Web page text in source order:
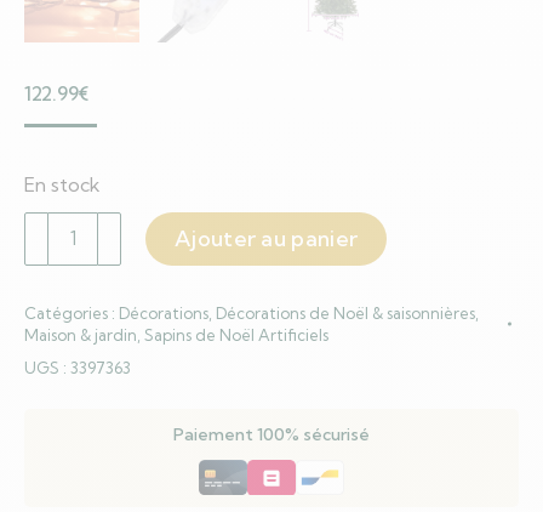
122.99€
En stock
quantité
de
Noël
artificiel
Ajouter au panier
Catégories : Décorations Décorations de Noël & saisonnières
Maison & jardin Sapins de Noël Artificiels
UGS : 3397363
Paiement 100% sécurisé